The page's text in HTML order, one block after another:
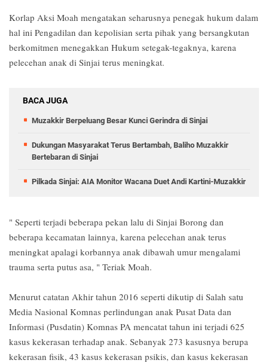
Korlap Aksi Moah mengatakan seharusnya penegak hukum dalam
hal ini Pengadilan dan kepolisian serta pihak yang bersangkutan
berkomitmen menegakkan Hukum setegak-tegaknya, karena
pelecehan anak di Sinjai terus meningkat.
BACA JUGA
Muzakkir Berpeluang Besar Kunci Gerindra di Sinjai
Dukungan Masyarakat Terus Bertambah, Baliho Muzakkir
Bertebaran di Sinjai
Pilkada Sinjai: AIA Monitor Wacana Duet Andi Kartini-Muzakkir
" Seperti terjadi beberapa pekan lalu di Sinjai Borong dan
beberapa kecamatan lainnya, karena pelecehan anak terus
meningkat apalagi korbannya anak dibawah umur mengalami
trauma serta putus asa, " Teriak Moah.
Menurut catatan Akhir tahun 2016 seperti dikutip di Salah satu
Media Nasional Komnas perlindungan anak Pusat Data dan
Informasi (Pusdatin) Komnas PA mencatat tahun ini terjadi 625
kasus kekerasan terhadap anak. Sebanyak 273 kasusnya berupa
kekerasan fisik, 43 kasus kekerasan psikis, dan kasus kekerasan